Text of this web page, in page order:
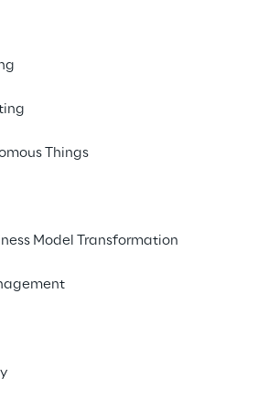
Things
Model Transformation
na adoção
de prontidão,